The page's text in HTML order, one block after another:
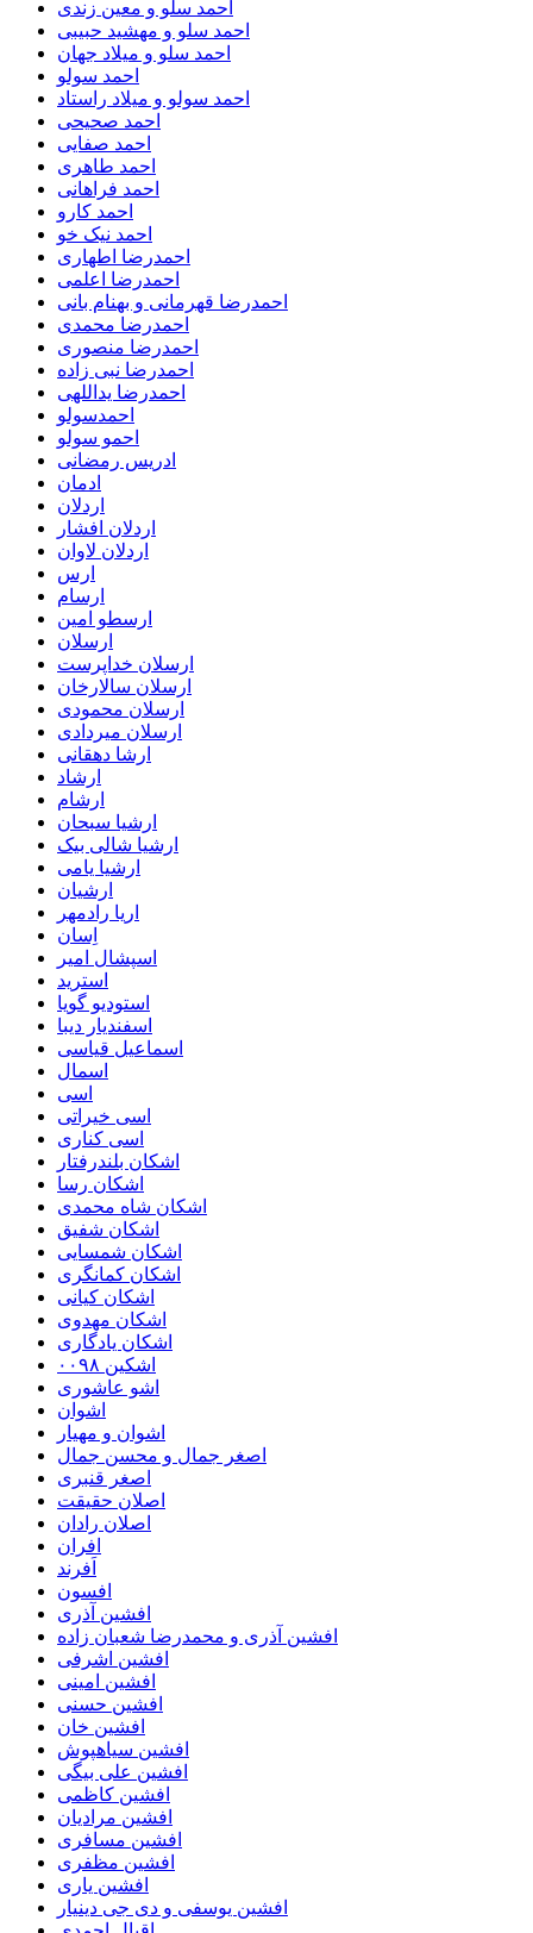
احمد سلو و معین زندی
احمد سلو و مهشید حبیبی
احمد سلو و میلاد جهان
احمد سولو
احمد سولو و میلاد راستاد
احمد صحیحی
احمد صفایی
احمد طاهری
احمد فراهانی
احمد کارو
احمد نیک خو
احمدرضا اطهاری
احمدرضا اعلمی
احمدرضا قهرمانی و بهنام بانی
احمدرضا محمدی
احمدرضا منصوری
احمدرضا نبی زاده
احمدرضا یداللهی
احمدسولو
احمو سولو
ادریس رمضانی
ادمان
اردلان
اردلان افشار
اردلان لاوان
ارس
ارسام
ارسطو امین
ارسلان
ارسلان خداپرست
ارسلان سالارخان
ارسلان محمودی
ارسلان میردادی
ارشا دهقانی
ارشاد
ارشام
ارشیا سبحان
ارشیا شالی بیک
ارشیا یامی
ارشیان
اریا رادمهر
اِسان
اسپشال امیر
استرید
استودیو گویا
اسفندیار دیبا
اسماعیل قیاسی
اسمال
اسی
اسی خیراتی
اسی کناری
اشکان بلندرفتار
اشکان رسا
اشکان شاه محمدی
اشکان شفیق
اشکان شمسایی
اشکان‌ کمانگری
اشکان کیانی
اشکان مهدوی
اشکان یادگاری
اشکین ۰۰۹۸
اشو عاشوری
اشوان
اشوان و مهیار
اصغر جمال و محسن جمال
اصغر قنبری
اصلان حقیقت
اصلان رادان
افران
اَفرند
افسون
افشین آذری
افشین آذری و محمدرضا شعبان زاده
افشین اشرفی
افشین امینی
افشین حسنی
افشین خان
افشین سیاهپوش
افشین علی بیگی
افشین کاظمی
افشین مرادیان
افشین مسافری
افشین مظفری
افشین یاری
افشین یوسفی و دی جی دینیار